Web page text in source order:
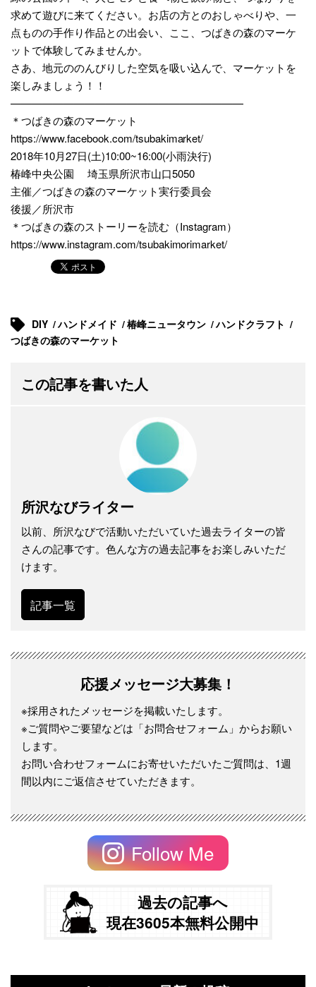
求めて遊びに来てください。お店の方とのおしゃべりや、一
点ものの手作り作品との出会い、ここ、つばきの森のマーケ
ットで体験してみませんか。
さあ、地元ののんびりした空気を吸い込んで、マーケットを
楽しみましょう！！
——————————————————————
＊つばきの森のマーケット
https://www.facebook.com/tsubakimarket/
2018年10月27日(土)10:00~16:00(小雨決行)
椿峰中央公園 埼玉県所沢市山口5050
主催／つばきの森のマーケット実行委員会
後援／所沢市
＊つばきの森のストーリーを読む（Instagram）
https://www.instagram.com/tsubakimorimarket/
DIY ハンドメイド 椿峰ニュータウン
ハンドクラフト
つばきの森のマーケット
この記事を書いた人
所沢なびライター
以前、所沢なびで活動いただいていた過去ライターの皆
さんの記事です。色んな方の過去記事をお楽しみいただ
けます。
記事一覧
応援メッセージ大募集！
※採用されたメッセージを掲載いたします。
※ご質問やご要望などは「お問合せフォーム」からお願い
します。
お問い合わせフォームにお寄せいただいたご質問は、1週
間以内にご返信させていただきます。
Follow Me
過去の記事へ
現在3605本無料公開中